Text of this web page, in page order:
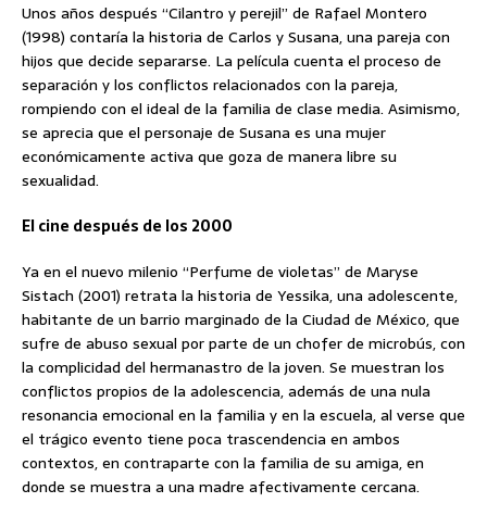
Unos años después “Cilantro y perejil” de Rafael Montero
(1998) contaría la historia de Carlos y Susana, una pareja con
hijos que decide separarse. La película cuenta el proceso de
separación y los conflictos relacionados con la pareja,
rompiendo con el ideal de la familia de clase media. Asimismo,
se aprecia que el personaje de Susana es una mujer
económicamente activa que goza de manera libre su
sexualidad.
El cine después de los 2000
Ya en el nuevo milenio “Perfume de violetas” de Maryse
Sistach (2001) retrata la historia de Yessika, una adolescente,
habitante de un barrio marginado de la Ciudad de México, que
sufre de abuso sexual por parte de un chofer de microbús, con
la complicidad del hermanastro de la joven. Se muestran los
conflictos propios de la adolescencia, además de una nula
resonancia emocional en la familia y en la escuela, al verse que
el trágico evento tiene poca trascendencia en ambos
contextos, en contraparte con la familia de su amiga, en
donde se muestra a una madre afectivamente cercana.